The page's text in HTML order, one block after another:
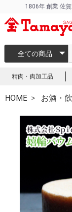
1806年 創業 佐
全ての商品
精肉・肉加工品
HOME お酒・